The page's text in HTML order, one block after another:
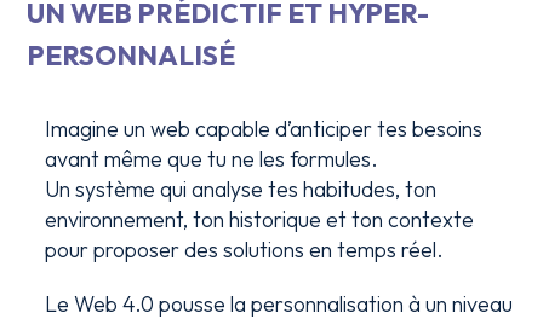
UN WEB PRÉDICTIF ET HYPER-
PERSONNALISÉ
Imagine un web capable d’anticiper tes besoins
avant même que tu ne les formules.
Un système qui analyse tes habitudes, ton
environnement, ton historique et ton contexte
pour proposer des solutions en temps réel.
Le Web 4.0 pousse la personnalisation à un niveau